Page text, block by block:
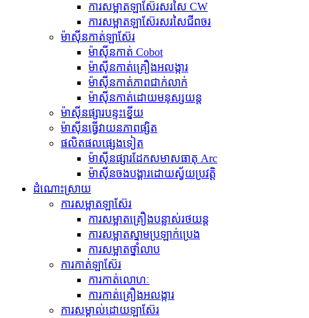
ការសម្អាតឡាស៊ែរសរសៃ CW
ការសម្អាតឡាស៊ែរសរសៃជីពចរ
ម៉ាស៊ីនកាត់ឡាស៊ែរ
ម៉ាស៊ីនកាត់ Cobot
ម៉ាស៊ីនកាត់គ្រឿងអលង្ការ
ម៉ាស៊ីនកាត់ភាពជាក់លាក់
ម៉ាស៊ីនកាត់ដោយមនុស្សយន្ត
ម៉ាស៊ីនផ្សារបន្ទះខ្នើយ
ម៉ាស៊ីន​ធ្វើ​វាយនភាព​ផ្សិត
ផលិតផលផ្សេងទៀត
ម៉ាស៊ីនផ្សារដែកសមាសធាតុ Arc
ម៉ាស៊ីនចងបង្គារដោយស្វ័យប្រវត្តិ
ដំណោះស្រាយ
ការសម្អាតឡាស៊ែរ
ការសម្អាតគ្រឿងបន្លាស់រថយន្ត
ការសម្អាតស្នាមប្រឡាក់ប្រេង
ការសម្អាតថ្នាំលាប
ការកាត់ឡាស៊ែរ
ការកាត់លោហៈ
ការកាត់គ្រឿងអលង្ការ
ការសម្គាល់ដោយឡាស៊ែរ